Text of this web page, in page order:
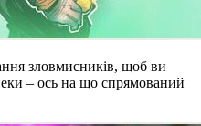
зловмисників, щоб ви
– ось на що спрямований